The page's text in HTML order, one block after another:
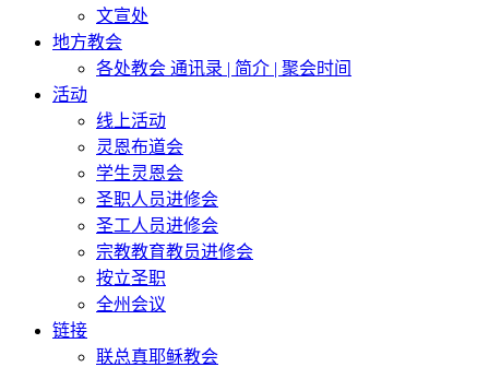
文宣处
地方教会
各处教会 通讯录 | 简介 | 聚会时间
活动
线上活动
灵恩布道会
学生灵恩会
圣职人员进修会
圣工人员进修会
宗教教育教员进修会
按立圣职
全州会议
链接
联总真耶稣教会